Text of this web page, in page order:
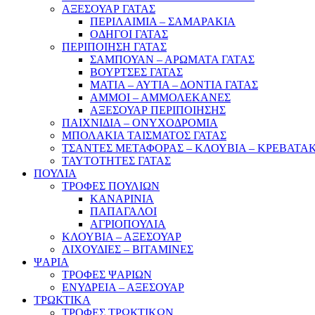
ΑΞΕΣΟΥΑΡ ΓΑΤΑΣ
ΠΕΡΙΛΑΙΜΙΑ – ΣΑΜΑΡΑΚΙΑ
ΟΔΗΓΟΙ ΓΑΤΑΣ
ΠΕΡΙΠΟΙΗΣΗ ΓΑΤΑΣ
ΣΑΜΠΟΥΑΝ – ΑΡΩΜΑΤΑ ΓΑΤΑΣ
ΒΟΥΡΤΣΕΣ ΓΑΤΑΣ
ΜΑΤΙΑ – ΑΥΤΙΑ – ΔΟΝΤΙΑ ΓΑΤΑΣ
ΑΜΜΟΙ – ΑΜΜΟΛΕΚΑΝΕΣ
ΑΞΕΣΟΥΑΡ ΠΕΡΙΠΟΙΗΣΗΣ
ΠΑΙΧΝΙΔΙΑ – ΟΝΥΧΟΔΡΟΜΙΑ
ΜΠΟΛΑΚΙΑ ΤΑΙΣΜΑΤΟΣ ΓΑΤΑΣ
ΤΣΑΝΤΕΣ ΜΕΤΑΦΟΡΑΣ – ΚΛΟΥΒΙΑ –
ΤΑΥΤΟΤΗΤΕΣ ΓΑΤΑΣ
ΠΟΥΛΙΑ
ΤΡΟΦΕΣ ΠΟΥΛΙΩΝ
ΚΑΝΑΡΙΝΙΑ
ΠΑΠΑΓΑΛΟΙ
ΑΓΡΙΟΠΟΥΛΙΑ
ΚΛΟΥΒΙΑ – ΑΞΕΣΟΥΑΡ
ΛΙΧΟΥΔΙΕΣ – ΒΙΤΑΜΙΝΕΣ
ΨΑΡΙΑ
ΤΡΟΦΕΣ ΨΑΡΙΩΝ
ΕΝΥΔΡΕΙΑ – ΑΞΕΣΟΥΑΡ
ΤΡΩΚΤΙΚΑ
ΤΡΟΦΕΣ ΤΡΩΚΤΙΚΩΝ